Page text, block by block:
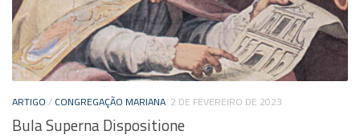
ARTIGO / CONGREGAÇÃO MARIANA 2 DE FEVEREIRO DE 2023
Bula Superna Dispositione